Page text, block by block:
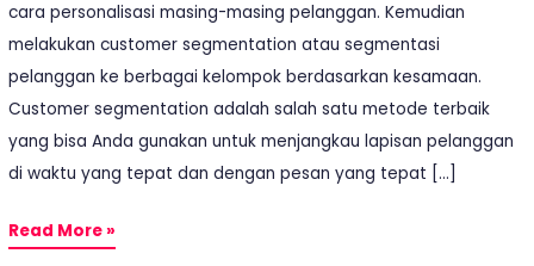
cara personalisasi masing-masing pelanggan. Kemudian
melakukan customer segmentation atau segmentasi
pelanggan ke berbagai kelompok berdasarkan kesamaan.
Customer segmentation adalah salah satu metode terbaik
yang bisa Anda gunakan untuk menjangkau lapisan pelanggan
di waktu yang tepat dan dengan pesan yang tepat […]
Read More »